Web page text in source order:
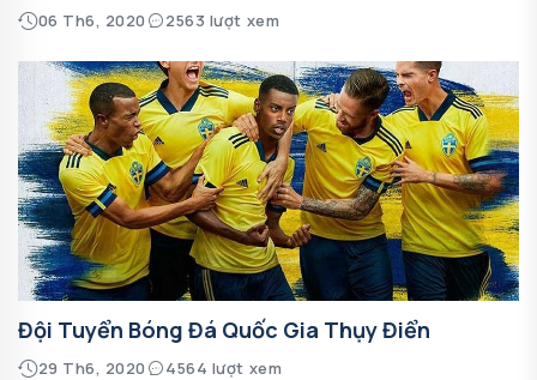
06 Th6, 2020 2563 lượt xem
Đội Tuyển Bóng Đá Quốc Gia Thụy Điển
29 Th6, 2020 4564 lượt xem